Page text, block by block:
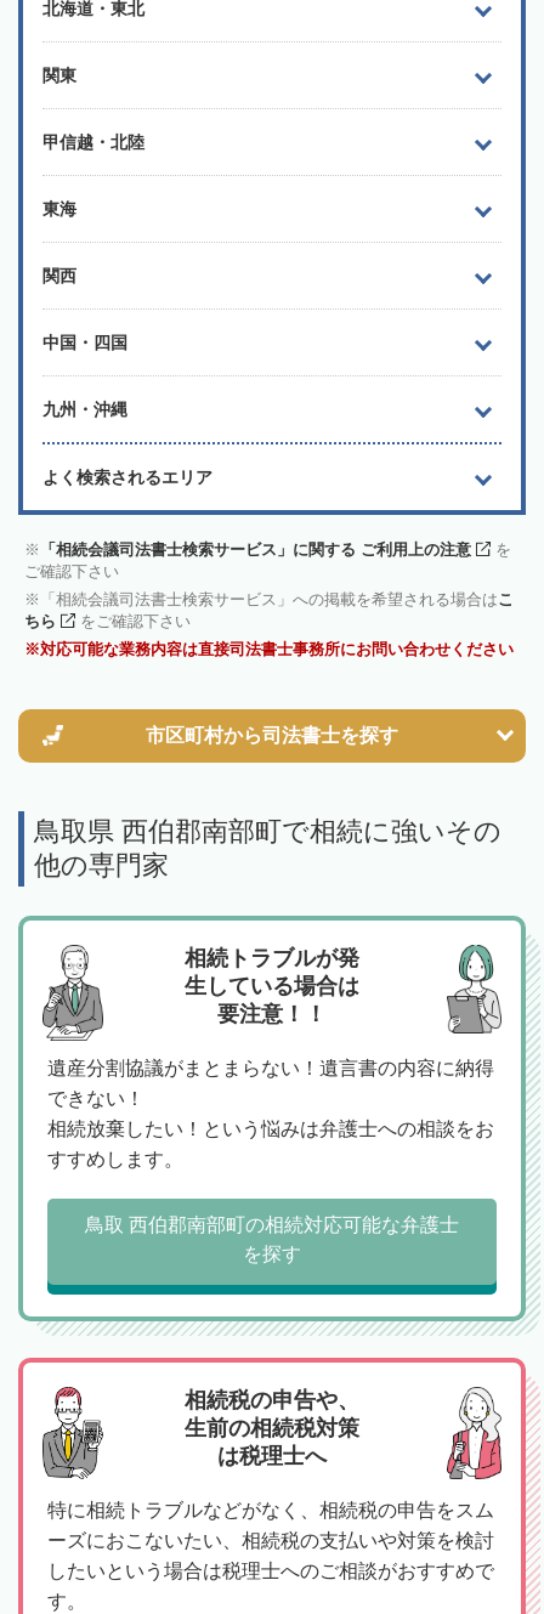
北海道・東北
関東
甲信越・北陸
東海
関西
中国・四国
九州・沖縄
よく検索されるエリア
「相続会議司法書士検索サービス」に関する ご利用上の注意
を
ご確認下さい
「相続会議司法書士検索サービス」への掲載を希望される場合はこ
ちら
をご確認下さい
対応可能な業務内容は直接司法書士事務所にお問い合わせください
市区町村から司法書士を探す
鳥取県 西伯郡南部町で相続に強いその
他の専門家
相続トラブルが発
生している場合は
要注意！！
遺産分割協議がまとまらない！遺言書の内容に納得
できない！
相続放棄したい！という悩みは弁護士への相談をお
すすめします。
鳥取 西伯郡南部町の相続対応可能な弁護士
を探す
相続税の申告や、
生前の相続税対策
は税理士へ
特に相続トラブルなどがなく、相続税の申告をスム
ーズにおこないたい、相続税の支払いや対策を検討
したいという場合は税理士へのご相談がおすすめで
す。